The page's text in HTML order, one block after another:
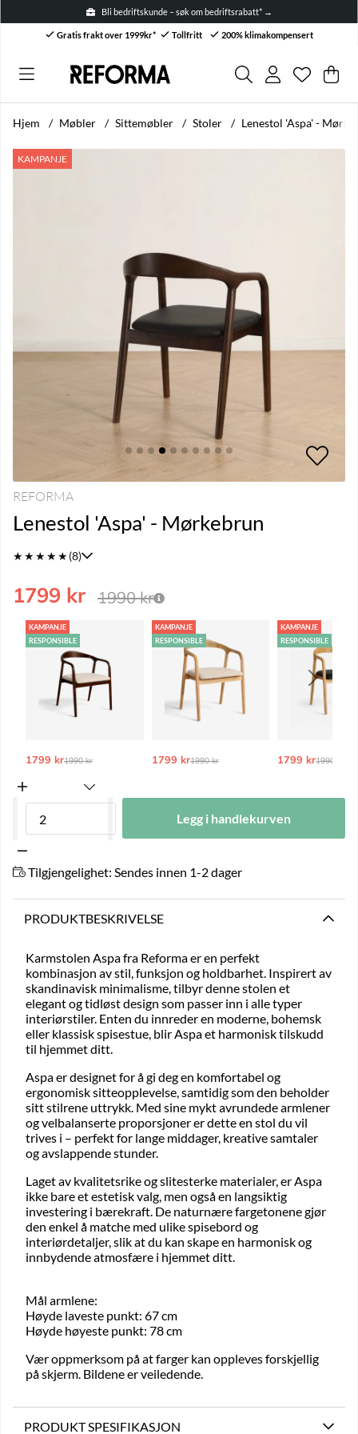
Bli bedriftskunde – søk om bedriftsrabatt* →
Gratis frakt over 1999kr* Tollfritt 200% klimakompensert
Antall i
. .
Hjem Møbler Sittemøbler Stoler Lenestol 'Aspa' -
KAMPANJE
Produktbilder Lenestol 'Aspa' - Mørkebrun
REFORMA
Lenestol 'Aspa' - Mørkebrun
★★★★★(8)
1990kr
1799 kr
KAMPANJE
RESPONSIBLE
1799 krOrdinarie pris:
1990 kr
KAMPANJE
RESPONSIBLE
1799 krOrdinarie pris:
1990 kr
KAMPANJE
RESPONSIBLE
1799 kr1990 kr
Legg i handlekurven
Tilgjengelighet: Sendes innen 1-2 dager
PRODUKTBESKRIVELSE
Karmstolen Aspa fra Reforma er en perfekt
kombinasjon av stil, funksjon og holdbarhet. Inspirert av
skandinavisk minimalisme, tilbyr denne stolen et
elegant og tidløst design som passer inn i alle typer
interiørstiler. Enten du innreder en moderne, bohemsk
eller klassisk spisestue, blir Aspa et harmonisk tilskudd
til hjemmet ditt.
Aspa er designet for å gi deg en komfortabel og
ergonomisk sitteopplevelse, samtidig som den beholder
sitt stilrene uttrykk. Med sine mykt avrundede armlener
og velbalanserte proporsjoner er dette en stol du vil
trives i – perfekt for lange middager, kreative samtaler
og avslappende stunder.
Laget av kvalitetsrike og slitesterke materialer, er Aspa
ikke bare et estetisk valg, men også en langsiktig
investering i bærekraft. De naturnære fargetonene gjør
den enkel å matche med ulike spisebord og
interiørdetaljer, slik at du kan skape en harmonisk og
innbydende atmosfære i hjemmet ditt.
Mål armlene:
Høyde laveste punkt: 67 cm
Høyde høyeste punkt: 78 cm
Vær oppmerksom på at farger kan oppleves forskjellig
på skjerm. Bildene er veiledende.
PRODUKT SPESIFIKASJON